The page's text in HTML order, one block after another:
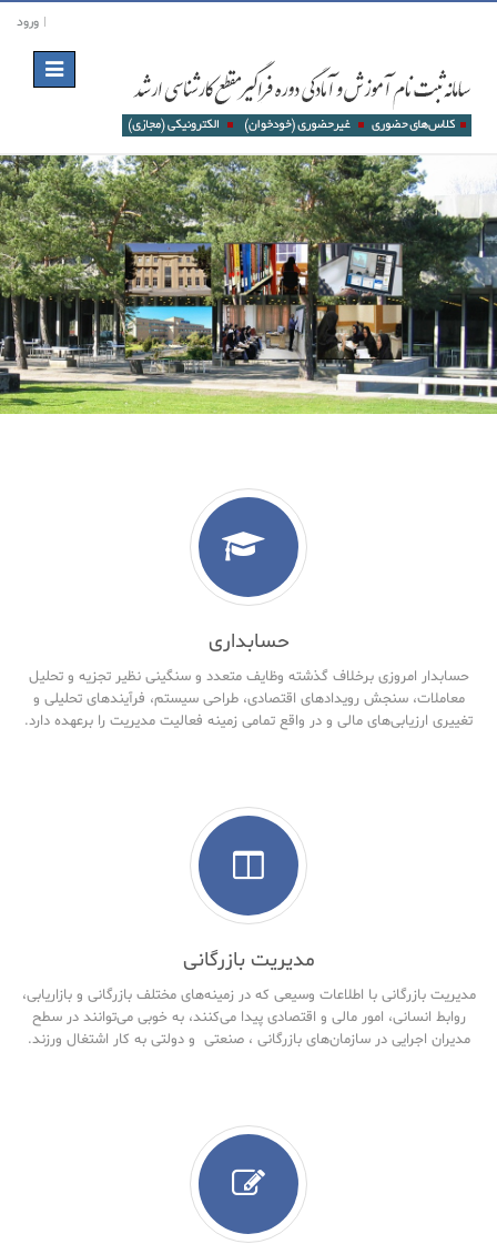
ورود
Toggle
navigation
حسابداری
حسابدار امروزی برخلاف گذشته وظایف متعدد و سنگینی نظیر تجزیه و تحلیل
معاملات، سنجش رویدادهای اقتصادی، طراحی سیستم، فرآیندهای تحلیلی و
تغییری ارزیابی‌های مالی و در واقع تمامی زمینه فعالیت مدیریت را برعهده دارد.
مدیریت بازرگانی
مدیریت بازرگانی با اطلاعات وسیعی که در زمینه‌های مختلف بازرگانی و بازاریابی،
روابط انسانی، امور مالی و اقتصادی پیدا می‌کنند، به خوبی می‌توانند در سطح
مدیران اجرایی در سازمان‌های بازرگانی ، صنعتی و دولتی به کار اشتغال ورزند.